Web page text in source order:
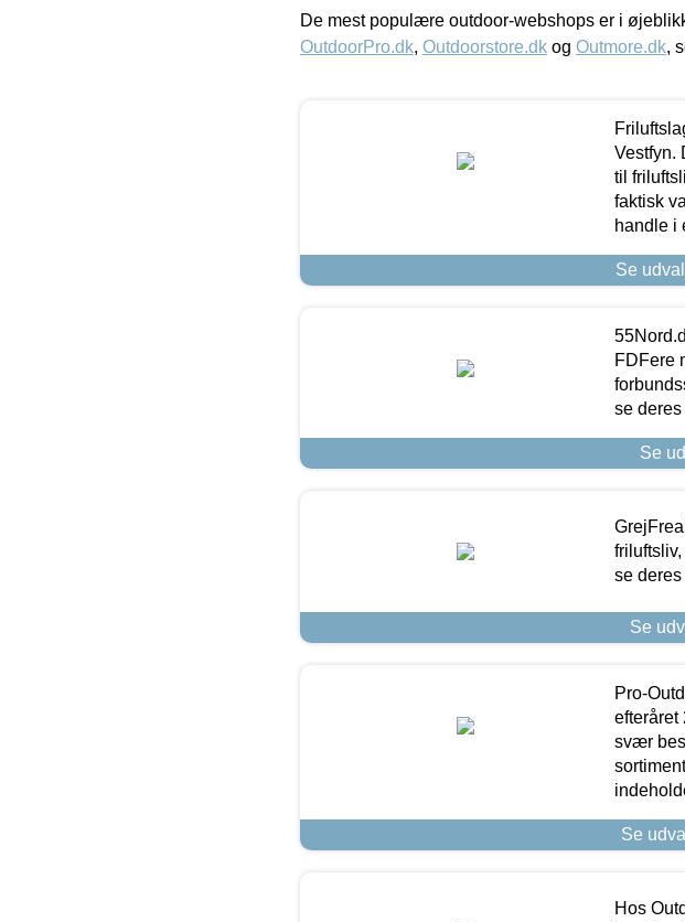
De mest populære outdoor-webshops er i
OutdoorPro.dk, Outdoorstore.dk og Outmore.dk,
Vestfyn.
til
faktisk
handle i
Se
FDFere
se
Se
se
Se
Pro-
efteråret
svær
Se
Hos